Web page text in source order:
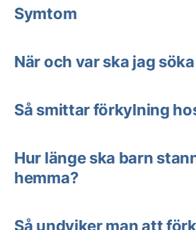
Symtom
När och var ska jag
Så smittar förkylning
Hur länge ska barn
hemma?
Så undviker man att